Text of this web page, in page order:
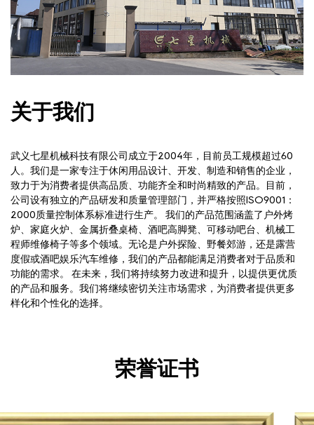
关于我们
武义七星机械科技有限公司成立于2004年，目前员工规模超过60
人。我们是一家专注于休闲用品设计、开发、制造和销售的企业，
致力于为消费者提供高品质、功能齐全和时尚精致的产品。目前，
公司设有独立的产品研发和质量管理部门，并严格按照ISO9001：
2000质量控制体系标准进行生产。 我们的产品范围涵盖了户外烤
炉、家庭火炉、金属折叠桌椅、酒吧高脚凳、可移动吧台、机械工
程师维修椅子等多个领域。无论是户外探险、野餐郊游，还是露营
度假或酒吧娱乐汽车维修，我们的产品都能满足消费者对于品质和
功能的需求。 在未来，我们将持续努力改进和提升，以提供更优质
的产品和服务。我们将继续密切关注市场需求，为消费者提供更多
样化和个性化的选择。
荣誉证书